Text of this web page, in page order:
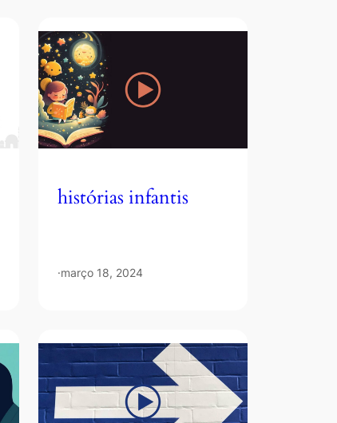
histórias infantis
·março 18, 2024